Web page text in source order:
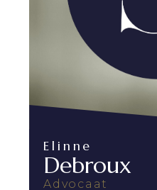
Elinne
Debroux
Advocaat